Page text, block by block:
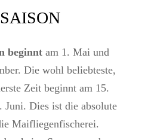
beginnt am 1. Mai und
Die wohl beliebteste,
Zeit beginnt am 15.
Juni. Dies ist die absolute
Maifliegenfischerei.